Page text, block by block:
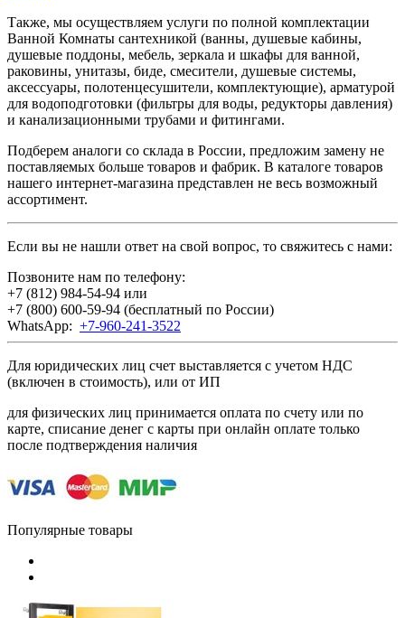
Также, мы осуществляем услуги по полной комплектации
Ванной Комнаты сантехникой (ванны, душевые кабины,
душевые поддоны, мебель, зеркала и шкафы для ванной,
раковины, унитазы, биде, смесители, душевые системы,
аксессуары, полотенцесушители, комплектующие), арматурой
для водоподготовки (фильтры для воды, редукторы давления)
и канализационными трубами и фитингами.
Подберем аналоги со склада в России, предложим замену не
поставляемых больше товаров и фабрик. В каталоге товаров
нашего интернет-магазина представлен не весь возможный
ассортимент.
Если вы не нашли ответ на свой вопрос, то свяжитесь с нами:
Позвоните нам по телефону:
+7 (812) 984-54-94 или
+7 (800) 600-59-94 (бесплатный по России)
WhatsApp: +7-960-241-3522
Для юридических лиц счет выставляется с учетом НДС
(включен в стоимость), или от ИП
для физических лиц принимается оплата по счету или по
карте, списание денег с карты при онлайн оплате только
после подтверждения наличия
Популярные товары